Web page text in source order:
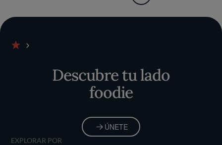
Descubre tu lado
foodie
ÚNETE
EXPLORAR POR